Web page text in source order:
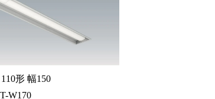
形 幅150
W170